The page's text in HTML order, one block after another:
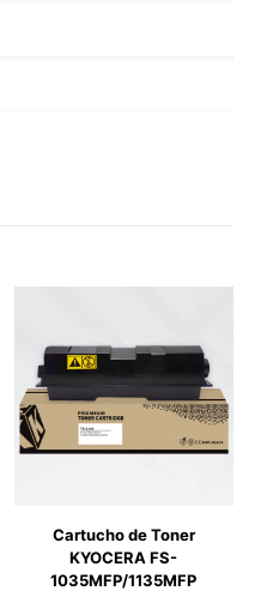
Cartucho de Toner
KYOCERA FS-
1035MFP/1135MFP